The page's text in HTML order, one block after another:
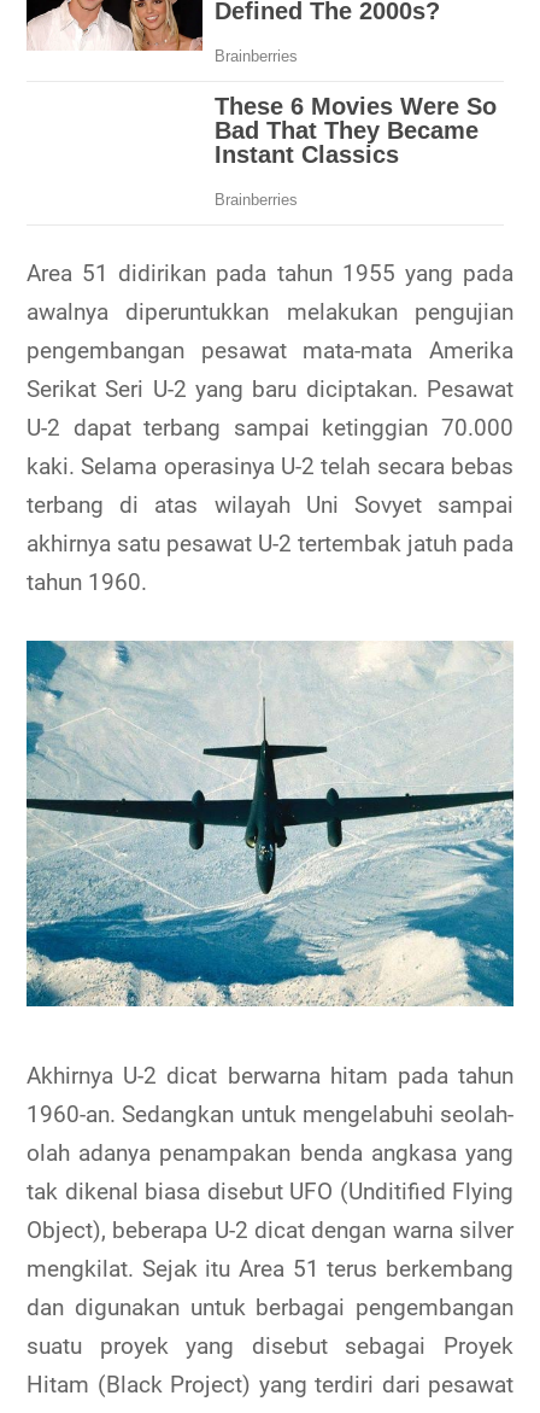
Area 51 didirikan pada tahun 1955 yang pada
awalnya diperuntukkan melakukan pengujian
pengembangan pesawat mata-mata Amerika
Serikat Seri U-2 yang baru diciptakan. Pesawat
U-2 dapat terbang sampai ketinggian 70.000
kaki. Selama operasinya U-2 telah secara bebas
terbang di atas wilayah Uni Sovyet sampai
akhirnya satu pesawat U-2 tertembak jatuh pada
tahun 1960.
Akhirnya U-2 dicat berwarna hitam pada tahun
1960-an. Sedangkan untuk mengelabuhi seolah-
olah adanya penampakan benda angkasa yang
tak dikenal biasa disebut UFO (Unditified Flying
Object), beberapa U-2 dicat dengan warna silver
mengkilat. Sejak itu Area 51 terus berkembang
dan digunakan untuk berbagai pengembangan
suatu proyek yang disebut sebagai Proyek
Hitam (Black Project) yang terdiri dari pesawat